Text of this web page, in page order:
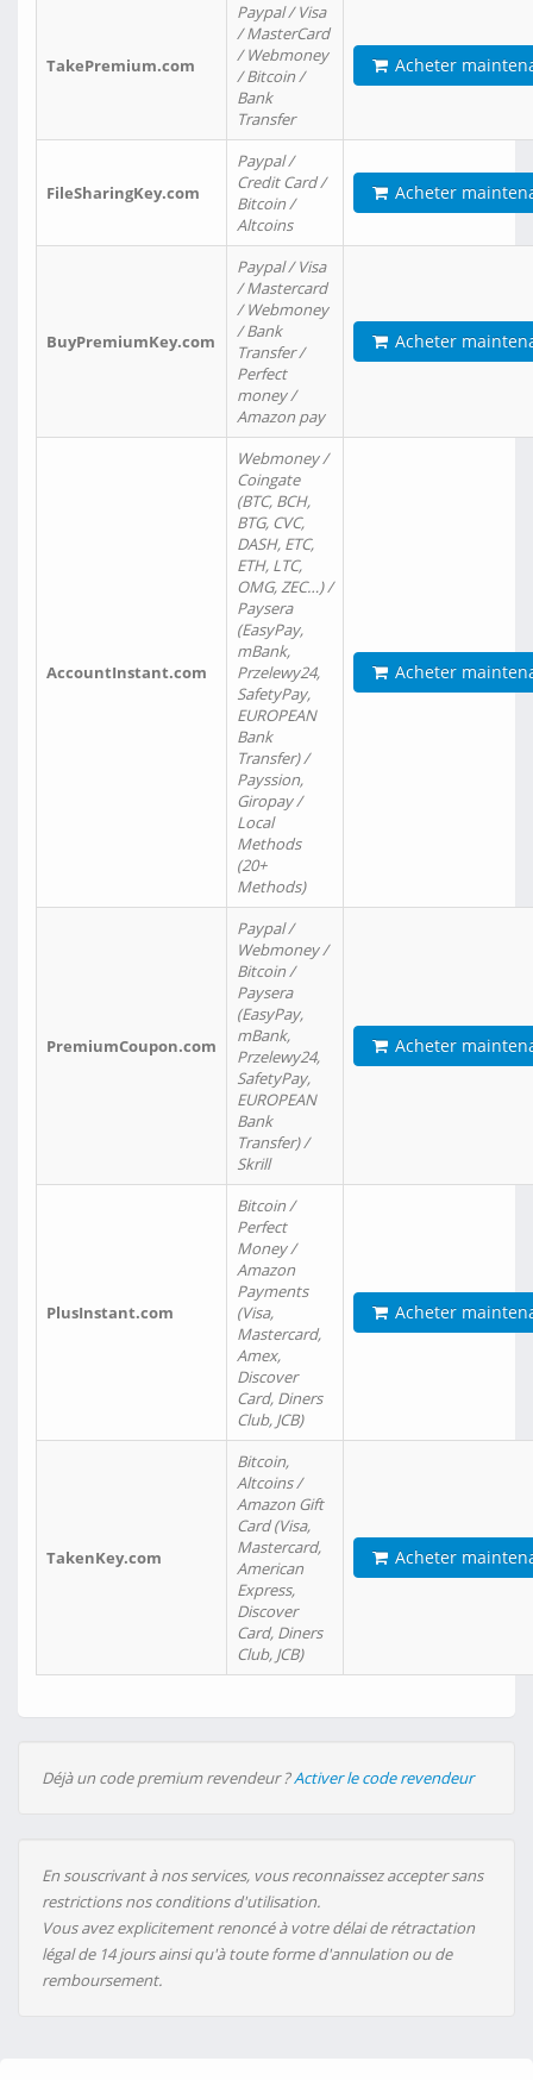
TakePremium.com
Paypal / Visa
/ MasterCard
/ Webmoney
/ Bitcoin /
Bank
Transfer
Acheter
FileSharingKey.com
Paypal /
Credit Card /
Bitcoin /
Altcoins
Acheter
BuyPremiumKey.com
Paypal / Visa
/ Mastercard
/ Webmoney
/ Bank
Transfer /
Perfect
money /
Amazon pay
Acheter
AccountInstant.com
Webmoney /
Coingate
(BTC, BCH,
BTG, CVC,
DASH, ETC,
ETH, LTC,
OMG, ZEC…) /
Paysera
(EasyPay,
mBank,
Przelewy24,
SafetyPay,
EUROPEAN
Bank
Transfer) /
Payssion,
Giropay /
Local
Methods
(20+
Methods)
Acheter
PremiumCoupon.com
Paypal /
Webmoney /
Bitcoin /
Paysera
(EasyPay,
mBank,
Przelewy24,
SafetyPay,
EUROPEAN
Bank
Transfer) /
Skrill
Acheter
PlusInstant.com
Bitcoin /
Perfect
Money /
Amazon
Payments
(Visa,
Mastercard,
Amex,
Discover
Card, Diners
Club, JCB)
Acheter
TakenKey.com
Bitcoin,
Altcoins /
Amazon Gift
Card (Visa,
Mastercard,
American
Express,
Discover
Card, Diners
Club, JCB)
Acheter
Déjà un code premium revendeur ?Activer le code revendeur
En souscrivant à nos services, vous reconnaissez accepter sans
restrictions nos conditions d'utilisation.
Vous avez explicitement renoncé à votre délai de rétractation
légal de 14 jours ainsi qu'à toute forme d'annulation ou de
remboursement.